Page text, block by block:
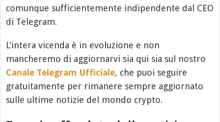
comunque sufficientemente indipendente dal CEO
di Telegram.
L’intera vicenda è in evoluzione e non
mancheremo di aggiornarvi sia qui sia sul nostro
Canale Telegram Ufficiale, che puoi seguire
gratuitamente per rimanere sempre aggiornato
sulle ultime notizie del mondo crypto.